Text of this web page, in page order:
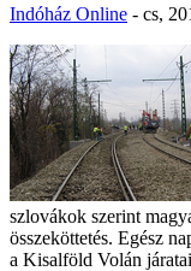
Indóház Online - cs,
szlovákok szerint
összeköttetés. Egész
a Kisalföld Volán